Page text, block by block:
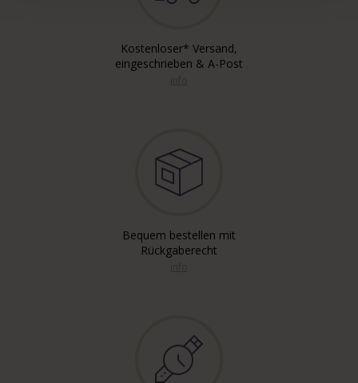
Kostenloser* Versand,
eingeschrieben & A-Post
Bequem bestellen mit
Rückgaberecht